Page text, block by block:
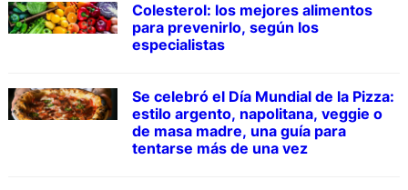
Colesterol: los mejores alimentos
para prevenirlo, según los
especialistas
Se celebró el Día Mundial de la Pizza:
estilo argento, napolitana, veggie o
de masa madre, una guía para
tentarse más de una vez